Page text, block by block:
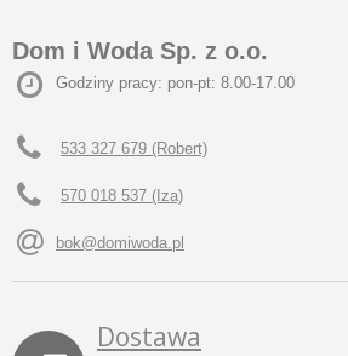
Dom i Woda Sp. z o.o.
Godziny pracy: pon-pt: 8.00-17.00
533 327 679 (Robert)
570 018 537 (Iza)
bok@domiwoda.pl
Dostawa